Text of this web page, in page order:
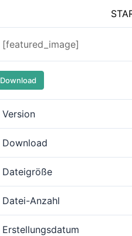
[featured_image]
Download
Version
Download
Dateigröße
Datei-Anzahl
Erstellungsdatum